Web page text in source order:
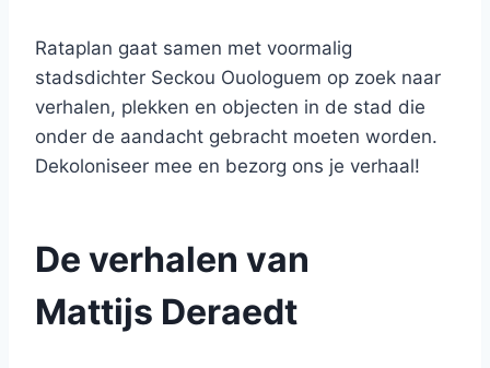
Rataplan gaat samen met voormalig
stadsdichter Seckou Ouologuem op zoek naar
verhalen, plekken en objecten in de stad die
onder de aandacht gebracht moeten worden.
Dekoloniseer mee en bezorg ons je verhaal!
De verhalen van
Mattijs Deraedt